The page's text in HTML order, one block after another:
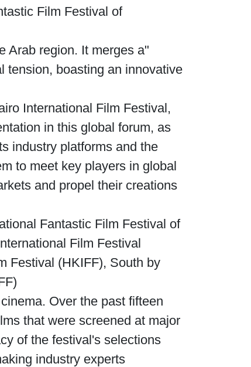
Film Festival of
Arab region. It merges a
tension, boasting an innovative
International Film Festival,
in this global forum, as
industry platforms and the
to meet key players in global
and propel their creations
Fantastic Film Festival of
Film Festival
Festival (HKIFF), South by
Over the past fifteen
that were screened at major
of the festival's selections
industry experts